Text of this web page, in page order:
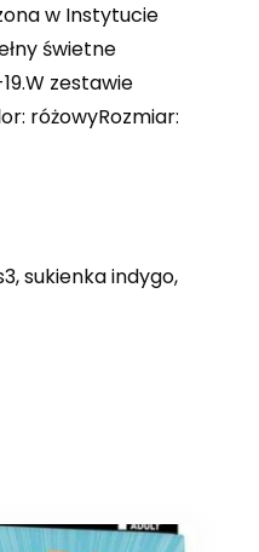
w Instytucie
świetne
zestawie
różowyRozmiar:
sukienka indygo,